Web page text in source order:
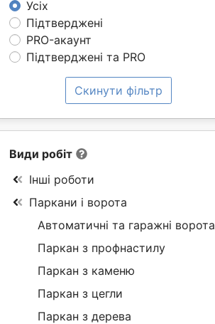
Усіх
Підтверджені
PRO-акаунт
Підтверджені та PRO
Скинути фільтр
Види робіт
Інші роботи
Паркани і ворота
Автоматичні та гаражні ворота
Паркан з профнастилу
Паркан з каменю
Паркан з цегли
Паркан з дерева